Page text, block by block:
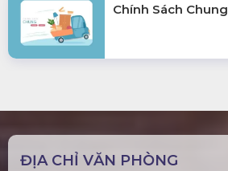
Chính Sách Chung
ĐỊA CHỈ VĂN PHÒNG